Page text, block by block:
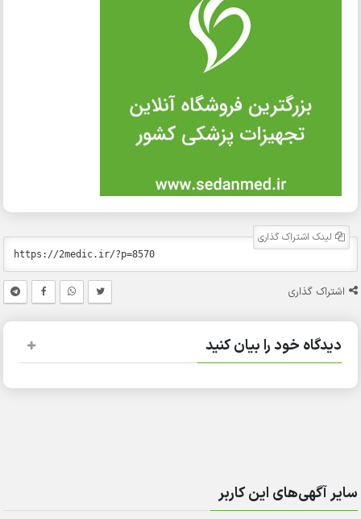
لینک اشتراک گذاری
اشتراک گذاری
دیدگاه خود را بیان کنید
سایر آگهی‌های این کاربر